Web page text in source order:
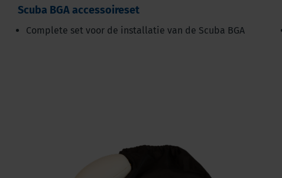
Scuba BGA accessoireset
Complete set voor de installatie van de Scuba BGA